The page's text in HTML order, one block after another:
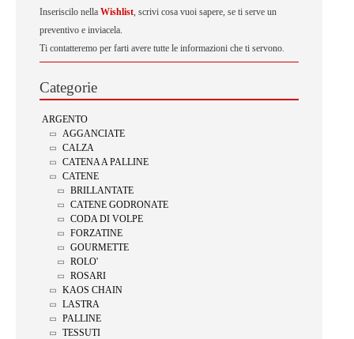
Inseriscilo nella Wishlist, scrivi cosa vuoi sapere, se ti serve un
preventivo e inviacela.
Ti contatteremo per farti avere tutte le informazioni che ti servono.
Categorie
ARGENTO
AGGANCIATE
CALZA
CATENA A PALLINE
CATENE
BRILLANTATE
CATENE GODRONATE
CODA DI VOLPE
FORZATINE
GOURMETTE
ROLO'
ROSARI
KAOS CHAIN
LASTRA
PALLINE
TESSUTI